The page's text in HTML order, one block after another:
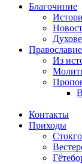
Благочиние
Православие
Из
Контакты
Приходы